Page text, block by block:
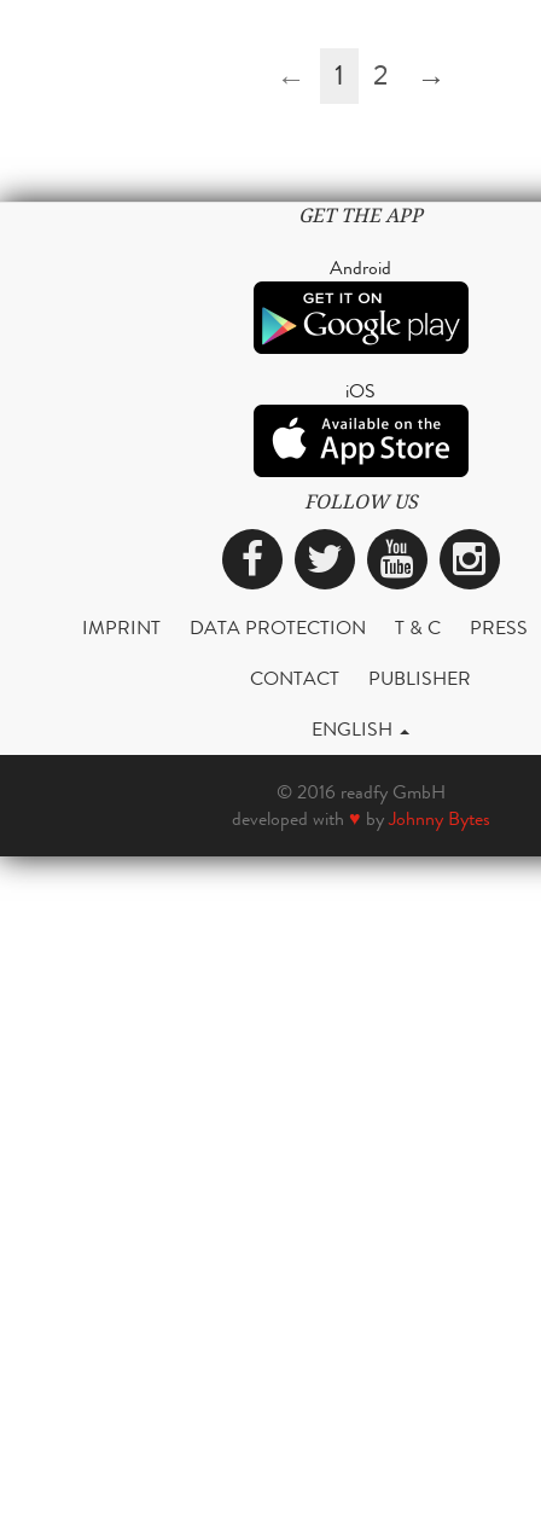
← 1 2 →
GET THE APP
Android
iOS
FOLLOW US
Facebook
Twitter
IMPRINT DATA PROTECTION T & C
PRESS
CONTACT
PUBLISHER
ENGLISH
© 2016 readfy GmbH
developed with ♥ byJohnny Bytes